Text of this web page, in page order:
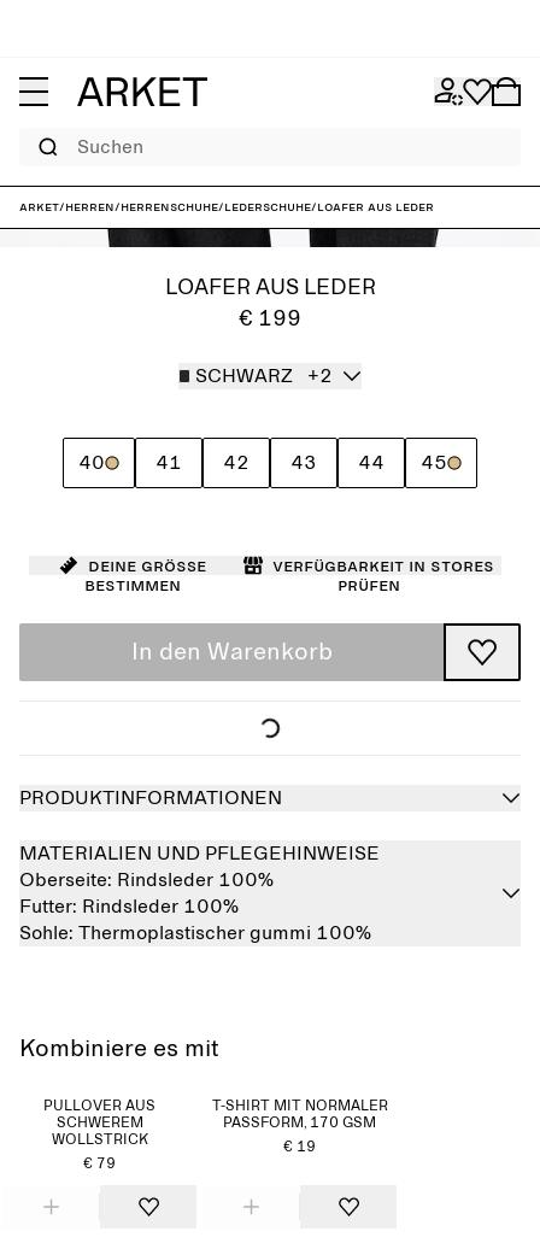
Suchen
ARKET/Herren/Herrenschuhe/Lederschuhe/Loafer aus Leder
LOAFER AUS LEDER
€ 199
SCHWARZ +2
40 41 42 43 44 45
Deine Größe
bestimmen
Verfügbarkeit in Stores
prüfen
In den Warenkorb
PRODUKTINFORMATIONEN
MATERIALIEN UND PFLEGEHINWEISE
Oberseite: Rindsleder 100%
Futter: Rindsleder 100%
Sohle: Thermoplastischer gummi 100%
Kombiniere es mit
PULLOVER AUS
SCHWEREM
WOLLSTRICK
€ 79
T-SHIRT MIT NORMALER
PASSFORM, 170 GSM
€ 19